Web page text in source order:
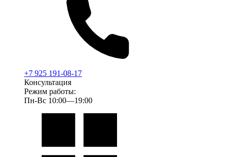
+7 925 191-08-17
Консультация
Режим работы:
Пн-Вс 10:00—19:00